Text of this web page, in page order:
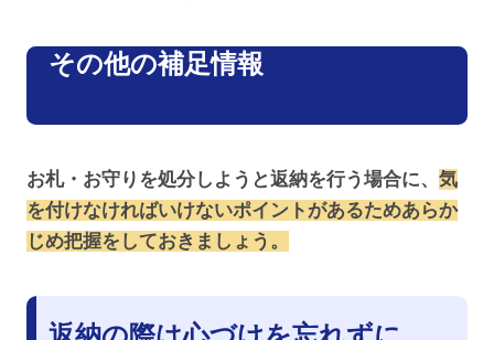
その他の補足情報
お札・お守りを処分しようと返納を行う場合に、 気
を付けなければいけないポイントがあるためあらか
じめ把握をしておきましょう。